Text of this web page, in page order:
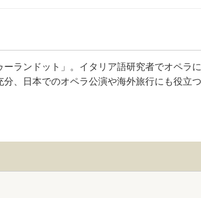
ランドット」。イタリア語研究者でオペラ
、日本でのオペラ公演や海外旅行にも役立つ